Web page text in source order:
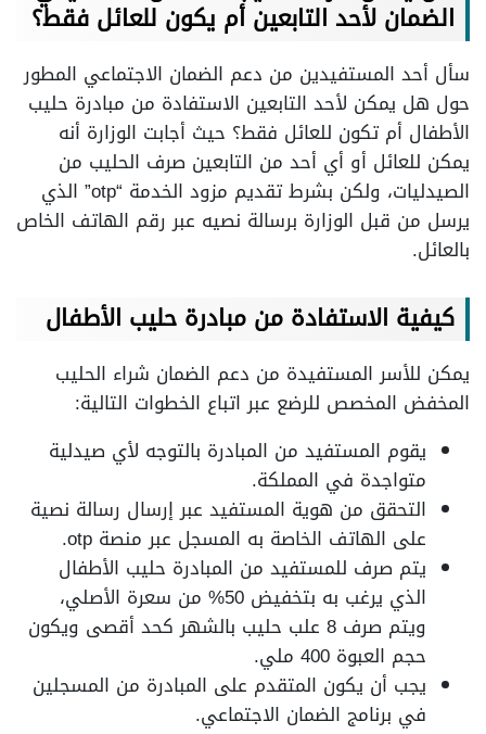
الضمان لأحد التابعين أم يكون للعائل فقط؟
سأل أحد المستفيدين من دعم الضمان الاجتماعي المطور
حول هل يمكن لأحد التابعين الاستفادة من مبادرة حليب
الأطفال أم تكون للعائل فقط؟ حيث أجابت الوزارة أنه
يمكن للعائل أو أي أحد من التابعين صرف الحليب من
الصيدليات، ولكن بشرط تقديم مزود الخدمة “otp” الذي
يرسل من قبل الوزارة برسالة نصيه عبر رقم الهاتف الخاص
بالعائل.
كيفية الاستفادة من مبادرة حليب الأطفال
يمكن للأسر المستفيدة من دعم الضمان شراء الحليب
المخفض المخصص للرضع عبر اتباع الخطوات التالية:
يقوم المستفيد من المبادرة بالتوجه لأي صيدلية
متواجدة في المملكة.
التحقق من هوية المستفيد عبر إرسال رسالة نصية
على الهاتف الخاصة به المسجل عبر منصة otp.
يتم صرف للمستفيد من المبادرة حليب الأطفال
الذي يرغب به بتخفيض 50% من سعرة الأصلي،
ويتم صرف 8 علب حليب بالشهر كحد أقصى ويكون
حجم العبوة 400 ملي.
يجب أن يكون المتقدم على المبادرة من المسجلين
في برنامج الضمان الاجتماعي.